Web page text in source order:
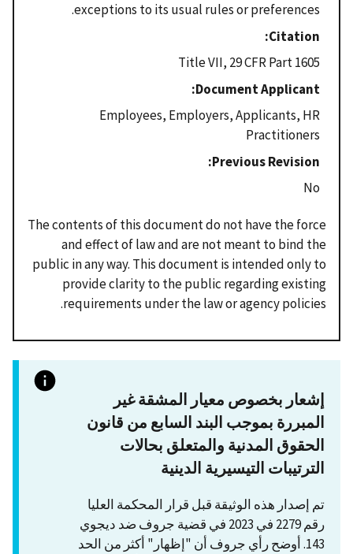
exceptions to its usual rules or preferences.
Citation
Title VII, 29 CFR Part 1605
Document Applicant
Employees, Employers, Applicants, HR
Practitioners
Previous Revision
No
The contents of this document do not have the force
and effect of law and are not meant to bind the
public in any way. This document is intended only to
provide clarity to the public regarding existing
requirements under the law or agency policies.
إشعار بخصوص معيار المشقة غير
المبررة بموجب البند السابع من قانون
الحقوق المدنية والمتعلق بحالات
الترتيبات التيسيرية الدينية
تم إصدار هذه الوثيقة قبل قرار المحكمة العليا
رقم 2279 في 2023 في قضية جروف ضد ديجوي
143. أوضح رأي جروف أن "إظهار" أكثر من الحد